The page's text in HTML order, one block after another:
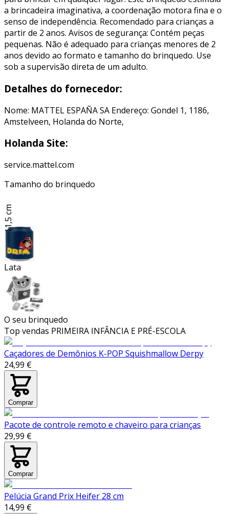
a brincadeira imaginativa, a coordenação motora fina e o
senso de independência. Recomendado para crianças a
partir de 2 anos. Avisos de segurança: Contém peças
pequenas. Não é adequado para crianças menores de 2
anos devido ao formato e tamanho do brinquedo. Use
sob a supervisão direta de um adulto.
Detalhes do fornecedor:
Nome: MATTEL ESPAÑA SA Endereço: Gondel 1, 1186,
Amstelveen, Holanda do Norte,
Holanda Site:
service.mattel.com
Tamanho do brinquedo
11,5 cm
Lata
O seu brinquedo
Top vendas PRIMEIRA INFÂNCIA E PRÉ-ESCOLA
Caçadores de Demônios K-POP Squishmallow Derpy
24,99 €
Comprar
Pacote de controle remoto e chaveiro para crianças
29,99 €
Comprar
Pelúcia Grand Prix Heifer 28 cm
14,99 €